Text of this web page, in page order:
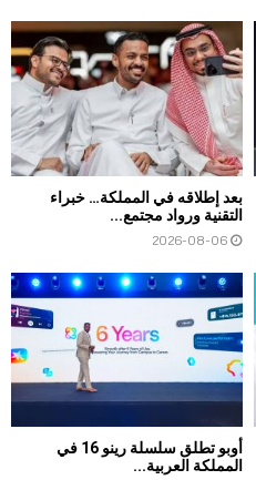
بعد إطلاقه في المملكة… خبراء
التقنية ورواد مجتمع...
2026-08-06
أوبو تطلق سلسلة رينو 16 في
المملكة العربية...